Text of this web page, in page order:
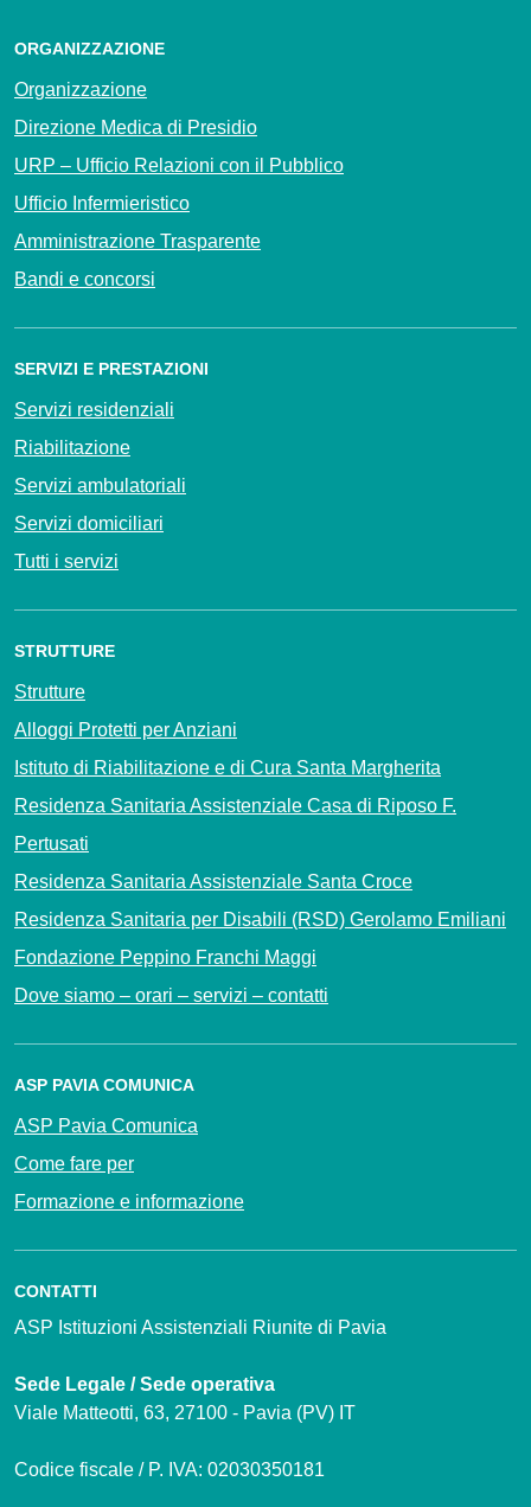
ORGANIZZAZIONE
Organizzazione
Direzione Medica di Presidio
URP – Ufficio Relazioni con il Pubblico
Ufficio Infermieristico
Amministrazione Trasparente
Bandi e concorsi
SERVIZI E PRESTAZIONI
Servizi residenziali
Riabilitazione
Servizi ambulatoriali
Servizi domiciliari
Tutti i servizi
STRUTTURE
Strutture
Alloggi Protetti per Anziani
Istituto di Riabilitazione e di Cura Santa Margherita
Residenza Sanitaria Assistenziale Casa di Riposo F.
Pertusati
Residenza Sanitaria Assistenziale Santa Croce
Residenza Sanitaria per Disabili (RSD) Gerolamo Emiliani
Fondazione Peppino Franchi Maggi
Dove siamo – orari – servizi – contatti
ASP PAVIA COMUNICA
ASP Pavia Comunica
Come fare per
Formazione e informazione
CONTATTI
ASP Istituzioni Assistenziali Riunite di Pavia
Sede Legale / Sede operativa
Viale Matteotti, 63, 27100 - Pavia (PV) IT
Codice fiscale / P. IVA: 02030350181